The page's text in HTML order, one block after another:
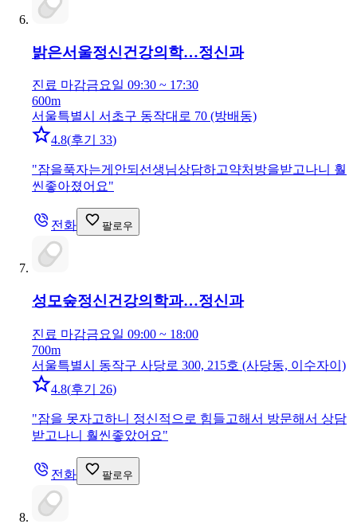
밝은서울정신건강의학…정신과
진료 마감금요일 09:30 ~ 17:30
600m
서울특별시 서초구 동작대로 70 (방배동)
4.8(후기 33)
"잠을푹자는게안되선생님상담하고약처방을받고나니 훨
씬좋아졌어요"
전화 팔로우
성모숲정신건강의학과…정신과
진료 마감금요일 09:00 ~ 18:00
700m
서울특별시 동작구 사당로 300, 215호 (사당동, 이수자이)
4.8(후기 26)
"잠을 못자고하니 정신적으로 힘들고해서 방문해서 상담
받고나니 훨씬좋았어요"
전화 팔로우